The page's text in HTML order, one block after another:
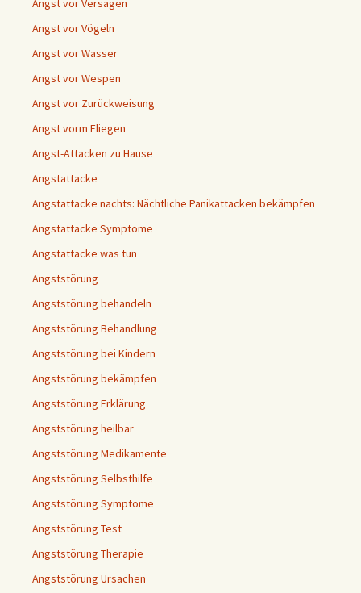
Angst vor Versagen
Angst vor Vögeln
Angst vor Wasser
Angst vor Wespen
Angst vor Zurückweisung
Angst vorm Fliegen
Angst-Attacken zu Hause
Angstattacke
Angstattacke nachts: Nächtliche Panikattacken bekämpfen
Angstattacke Symptome
Angstattacke was tun
Angststörung
Angststörung behandeln
Angststörung Behandlung
Angststörung bei Kindern
Angststörung bekämpfen
Angststörung Erklärung
Angststörung heilbar
Angststörung Medikamente
Angststörung Selbsthilfe
Angststörung Symptome
Angststörung Test
Angststörung Therapie
Angststörung Ursachen